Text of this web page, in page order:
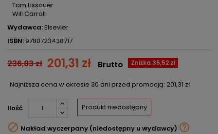
Tom Lissauer
Will Carroll
Wydawca:Elsevier
ISBN: 9780723438717
236,83 zł 201,31 zł Zniżka 35,52 zł
Brutto
Najniższa cena w okresie 30 dni przed promocją: 201,31 zł
Ilość Produkt niedostępny
 Nakład wyczerpany (niedostępny u wydawcy) 